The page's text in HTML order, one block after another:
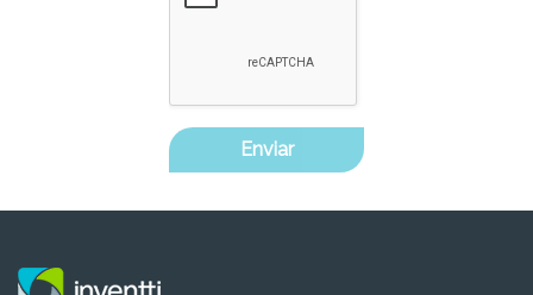
Enviar